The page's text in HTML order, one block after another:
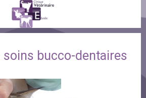
soins bucco-dentaires